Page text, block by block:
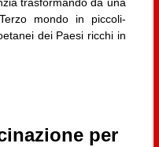
trasformando da una
mondo in piccoli-
dei Paesi ricchi in
per